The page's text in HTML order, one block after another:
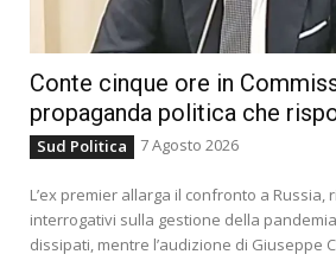
Conte cinque ore in
propaganda politica che
Sud Politica 7 Agosto 2026
L’ex premier allarga il confronto a Russia,
interrogativi sulla gestione della
dissipati, mentre l’audizione di Giuseppe